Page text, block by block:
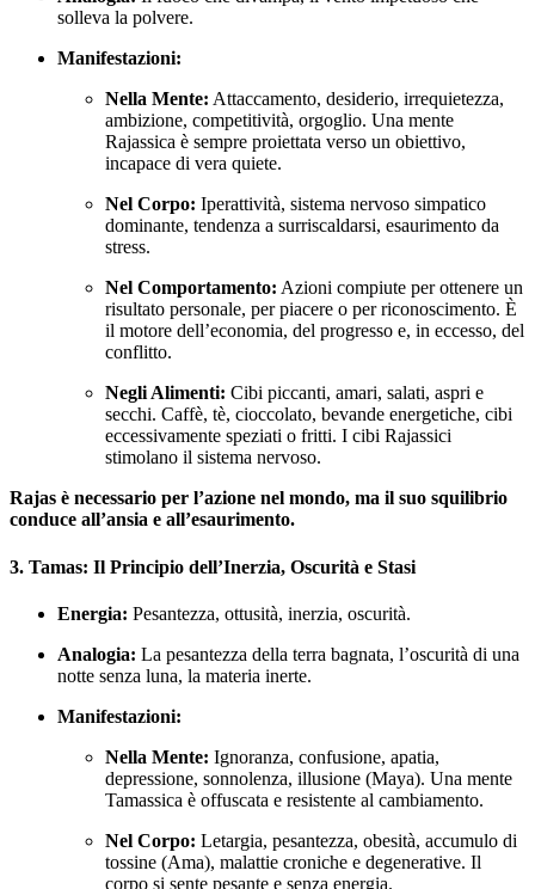
solleva la polvere.
Manifestazioni:
Nella Mente: Attaccamento, desiderio, irrequietezza,
ambizione, competitività, orgoglio. Una mente
Rajassica è sempre proiettata verso un obiettivo,
incapace di vera quiete.
Nel Corpo: Iperattività, sistema nervoso simpatico
dominante, tendenza a surriscaldarsi, esaurimento da
stress.
Nel Comportamento: Azioni compiute per ottenere un
risultato personale, per piacere o per riconoscimento. È
il motore dell’economia, del progresso e, in eccesso, del
conflitto.
Negli Alimenti: Cibi piccanti, amari, salati, aspri e
secchi. Caffè, tè, cioccolato, bevande energetiche, cibi
eccessivamente speziati o fritti. I cibi Rajassici
stimolano il sistema nervoso.
Rajas è necessario per l’azione nel mondo, ma il suo squilibrio
conduce all’ansia e all’esaurimento.
3. Tamas: Il Principio dell’Inerzia, Oscurità e Stasi
Energia: Pesantezza, ottusità, inerzia, oscurità.
Analogia: La pesantezza della terra bagnata, l’oscurità di una
notte senza luna, la materia inerte.
Manifestazioni:
Nella Mente: Ignoranza, confusione, apatia,
depressione, sonnolenza, illusione (Maya). Una mente
Tamassica è offuscata e resistente al cambiamento.
Nel Corpo: Letargia, pesantezza, obesità, accumulo di
tossine (Ama), malattie croniche e degenerative. Il
corpo si sente pesante e senza energia.